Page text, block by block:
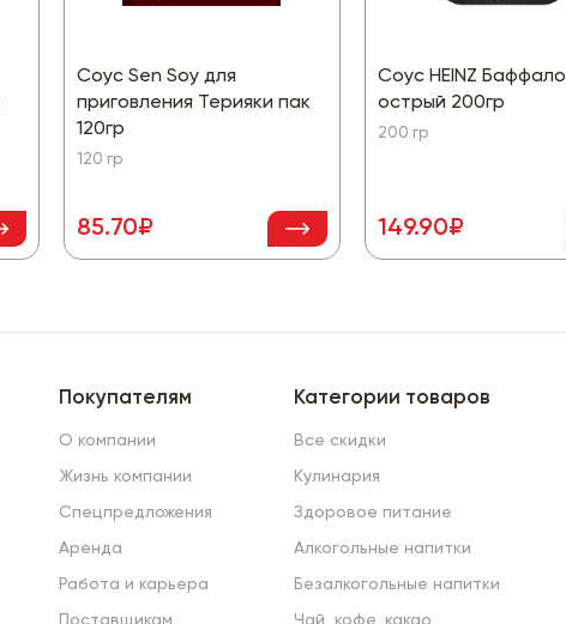
Соус Sen Soy для
приговления Терияки пак
120гр
120 гр
85.70₽
Соус HEINZ Баффало
острый 200гр
200 гр
149.90₽
Покупателям
О компании
Жизнь компании
Спецпредложения
Аренда
Работа и карьера
Категории товаров
Все скидки
Кулинария
Здоровое питание
Алкогольные напитки
Безалкогольные напитки